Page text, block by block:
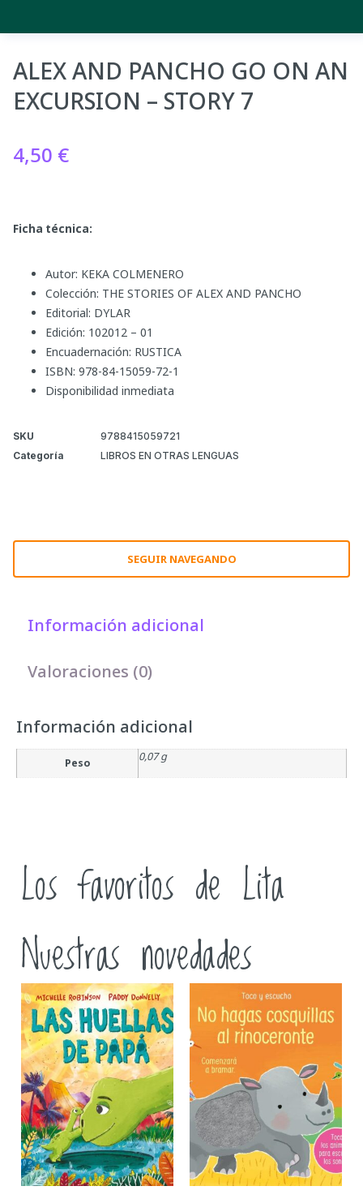
ALEX AND PANCHO GO ON AN
EXCURSION – STORY 7
4,50 €
Ficha técnica:
Autor: KEKA COLMENERO
Colección: THE STORIES OF ALEX AND PANCHO
Editorial: DYLAR
Edición: 102012 – 01
Encuadernación: RUSTICA
ISBN: 978-84-15059-72-1
Disponibilidad inmediata
SKU
9788415059721
Categoría
LIBROS EN OTRAS LENGUAS
SEGUIR NAVEGANDO
Información adicional
Valoraciones (0)
Información adicional
Peso 0,07 g
Los favoritos de Lita
Nuestras novedades